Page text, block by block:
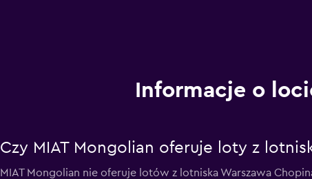
Informacje o
Czy MIAT Mongolian oferuje loty z
MIAT Mongolian nie oferuje lotów z lotniska Warszawa